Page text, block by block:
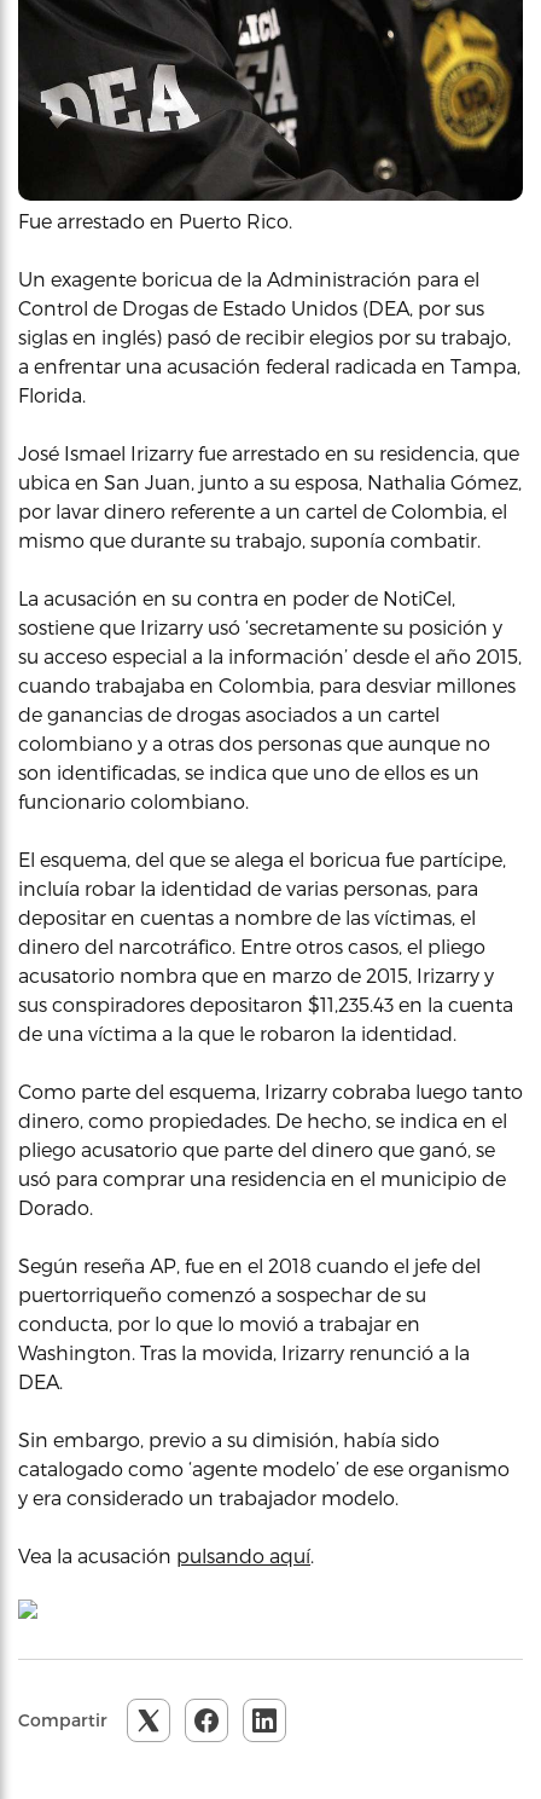
Fue arrestado en Puerto Rico.
Un exagente boricua de la Administración para el
Control de Drogas de Estado Unidos (DEA, por sus
siglas en inglés) pasó de recibir elegios por su trabajo,
a enfrentar una acusación federal radicada en Tampa,
Florida.
José Ismael Irizarry fue arrestado en su residencia, que
ubica en San Juan, junto a su esposa, Nathalia Gómez,
por lavar dinero referente a un cartel de Colombia, el
mismo que durante su trabajo, suponía combatir.
La acusación en su contra en poder de NotiCel,
sostiene que Irizarry usó ‘secretamente su posición y
su acceso especial a la información’ desde el año 2015,
cuando trabajaba en Colombia, para desviar millones
de ganancias de drogas asociados a un cartel
colombiano y a otras dos personas que aunque no
son identificadas, se indica que uno de ellos es un
funcionario colombiano.
El esquema, del que se alega el boricua fue partícipe,
incluía robar la identidad de varias personas, para
depositar en cuentas a nombre de las víctimas, el
dinero del narcotráfico. Entre otros casos, el pliego
acusatorio nombra que en marzo de 2015, Irizarry y
sus conspiradores depositaron $11,235.43 en la cuenta
de una víctima a la que le robaron la identidad.
Como parte del esquema, Irizarry cobraba luego tanto
dinero, como propiedades. De hecho, se indica en el
pliego acusatorio que parte del dinero que ganó, se
usó para comprar una residencia en el municipio de
Dorado.
Según reseña AP, fue en el 2018 cuando el jefe del
puertorriqueño comenzó a sospechar de su
conducta, por lo que lo movió a trabajar en
Washington. Tras la movida, Irizarry renunció a la
DEA.
Sin embargo, previo a su dimisión, había sido
catalogado como ‘agente modelo’ de ese organismo
y era considerado un trabajador modelo.
Vea la acusación pulsando aquí.
Compartir